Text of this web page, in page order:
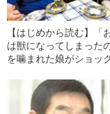
【はじめから読む】「
は獣になってしまった
を噛まれた娘がショッ
けた“想像力がありすぎ